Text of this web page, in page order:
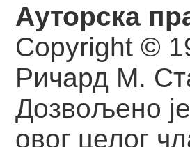
Ауторска
Copyright ©
Ричард М.
Дозвољено
овог целог